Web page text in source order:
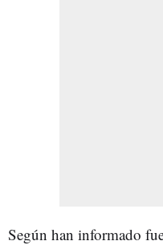
Según han informado